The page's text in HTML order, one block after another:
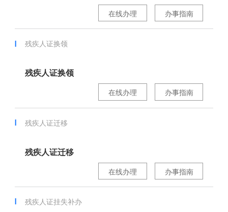
办事指南
在线办理
残疾人证换领
残疾人证换领
办事指南
在线办理
残疾人证迁移
残疾人证迁移
办事指南
在线办理
残疾人证挂失补办